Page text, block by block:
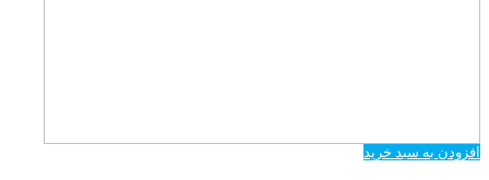
افزودن به سبد خرید